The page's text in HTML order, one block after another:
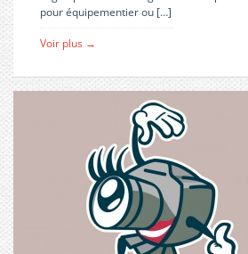
pour équipementier ou […]
Voir plus →